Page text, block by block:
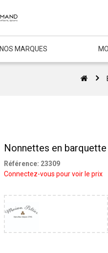
NOS MARQUES
Nonnettes en
Référence: 23309
Connectez-vous pour voir le prix